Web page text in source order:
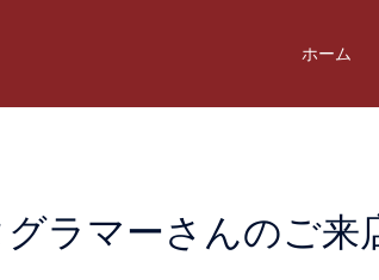
ホーム
ラマーさんのご来